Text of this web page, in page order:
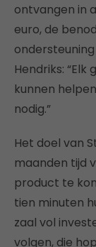
ontvangen in
euro, de
Hendriks:
kunnen
nodig.”
Het doel van
maanden tijd
product te
tien minuten
zaal vol
volgen, die